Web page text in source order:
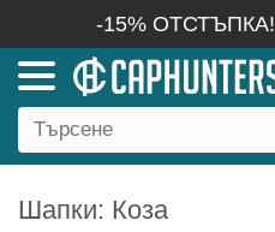
-15% ОТСТЪПКА!
Шапки: Коза